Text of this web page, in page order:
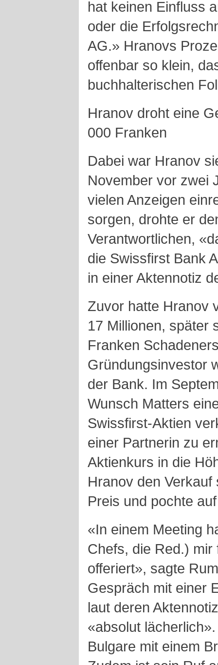
hat keinen Einfluss
oder die
AG.» Hranovs
offenbar so klein,
buchhalterischen
Hranov droht eine
000 Franken
Dabei war Hranov
November vor zwei
vielen Anzeigen
sorgen, drohte er
Verantwortlichen,
die Swissfirst Bank
in einer Aktennotiz
Zuvor hatte Hranov
17 Millionen, später
Franken
Gründungsinvestor
der Bank. Im
Wunsch Matters
Swissfirst-Aktien
einer Partnerin zu
Aktienkurs in die
Hranov den Verkauf
Preis und pochte
«In einem Meeting
Chefs, die Red.)
offeriert», sagte
Gespräch mit einer
laut deren
«absolut
Bulgare mit einem